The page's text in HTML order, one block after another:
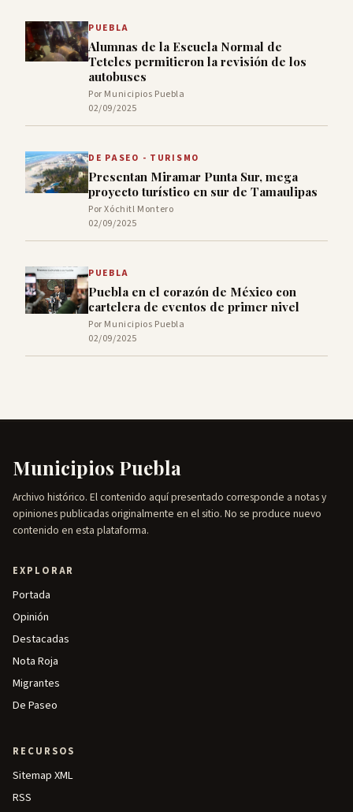
PUEBLA
Alumnas de la Escuela Normal de
Teteles permitieron la revisión de los
autobuses
Por Municipios Puebla
02/09/2025
DE PASEO - TURISMO
Presentan Miramar Punta Sur, mega
proyecto turístico en sur de Tamaulipas
Por Xóchitl Montero
02/09/2025
PUEBLA
Puebla en el corazón de México con
cartelera de eventos de primer nivel
Por Municipios Puebla
02/09/2025
Municipios Puebla
Archivo histórico. El contenido aquí presentado corresponde a notas y
opiniones publicadas originalmente en el sitio. No se produce nuevo
contenido en esta plataforma.
EXPLORAR
Portada
Opinión
Destacadas
Nota Roja
Migrantes
De Paseo
RECURSOS
Sitemap XML
RSS